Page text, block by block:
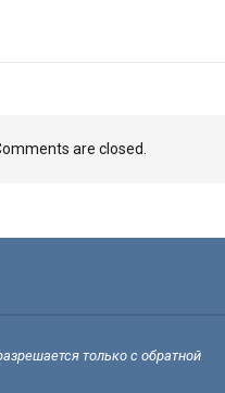
are closed.
только с обратной